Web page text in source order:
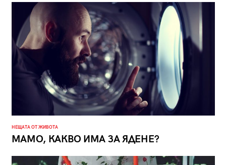
НЕЩАТА ОТ ЖИВОТА
МАМО, КАКВО ИМА ЗА ЯДЕНЕ?